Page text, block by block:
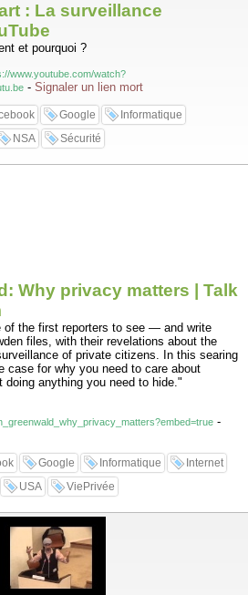
: La surveillance
et pourquoi ?
www.youtube.com/watch?
- Signaler un lien mort
Google
Informatique
NSA Sécurité
Why privacy matters | Talk
of the first reporters to see — and write
files, with their revelations about the
of private citizens. In this searing
case for why you need to care about
doing anything you need to hide."
-
Google Informatique
Internet
USA ViePrivée